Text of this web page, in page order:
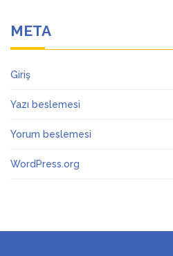
META
Giriş
Yazı beslemesi
Yorum beslemesi
WordPress.org